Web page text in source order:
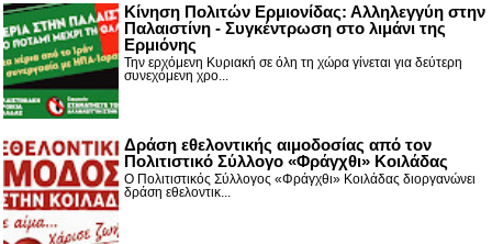
Κίνηση Πολιτών Ερμιονίδας: Αλληλεγγύη στην
Παλαιστίνη - Συγκέντρωση στο λιμάνι της
Ερμιόνης
Την ερχόμενη Κυριακή σε όλη τη χώρα γίνεται για δεύτερη
συνεχόμενη χρο...
Δράση εθελοντικής αιμοδοσίας από τον
Πολιτιστικό Σύλλογο «Φράγχθι» Κοιλάδας
Ο Πολιτιστικός Σύλλογος «Φράγχθι» Κοιλάδας διοργανώνει
δράση εθελοντικ...